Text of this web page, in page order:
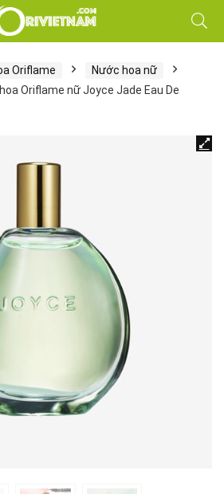
Oriflame
Nước hoa nữ
Oriflame nữ Joyce Jade Eau De